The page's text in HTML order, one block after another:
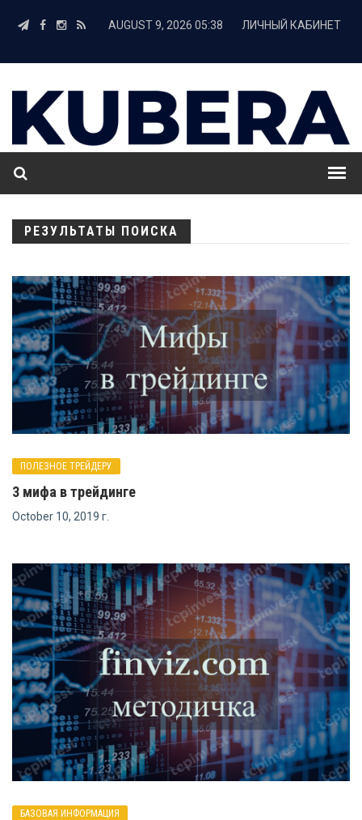
AUGUST 9, 2026 05:38 ЛИЧНЫЙ КАБИНЕТ
РЕЗУЛЬТАТЫ ПОИСКА
ПОЛЕЗНОЕ ТРЕЙДЕРУ
3 мифа в трейдинге
October 10, 2019 г.
БАЗОВАЯ ИНФОРМАЦИЯ